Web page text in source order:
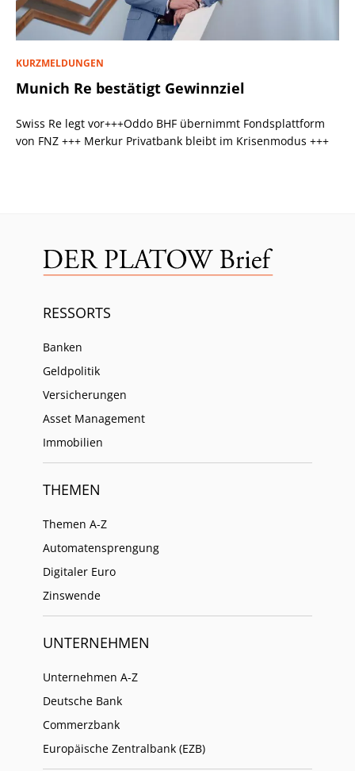
KURZMELDUNGEN
Munich Re bestätigt Gewinnziel
Swiss Re legt vor+++Oddo BHF übernimmt Fondsplattform
von FNZ +++ Merkur Privatbank bleibt im Krisenmodus +++
RESSORTS
Banken
Geldpolitik
Versicherungen
Asset Management
Immobilien
THEMEN
Themen A-Z
Automatensprengung
Digitaler Euro
Zinswende
UNTERNEHMEN
Unternehmen A-Z
Deutsche Bank
Commerzbank
Europäische Zentralbank (EZB)